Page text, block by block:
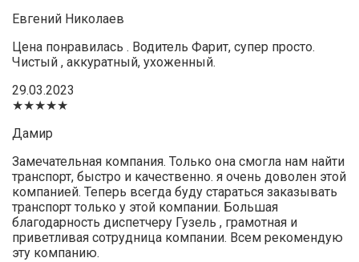
Евгений Николаев
Цена понравилась . Водитель Фарит, супер просто.
Чистый , аккуратный, ухоженный.
29.03.2023
★★★★★
Дамир
Замечательная компания. Только она смогла нам найти
транспорт, быстро и качественно. я очень доволен этой
компанией. Теперь всегда буду стараться заказывать
транспорт только у этой компании. Большая
благодарность диспетчеру Гузель , грамотная и
приветливая сотрудница компании. Всем рекомендую
эту компанию.